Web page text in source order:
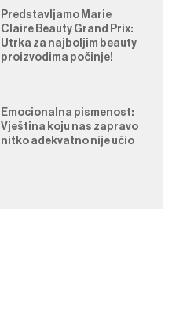
Predstavljamo Marie
Claire Beauty Grand Prix:
Utrka za najboljim beauty
proizvodima počinje!
Emocionalna pismenost:
Vještina koju nas zapravo
nitko adekvatno nije učio